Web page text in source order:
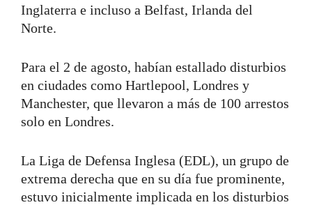
Inglaterra e incluso a Belfast, Irlanda del
Norte.
Para el 2 de agosto, habían estallado disturbios
en ciudades como Hartlepool, Londres y
Manchester, que llevaron a más de 100 arrestos
solo en Londres.
La Liga de Defensa Inglesa (EDL), un grupo de
extrema derecha que en su día fue prominente,
estuvo inicialmente implicada en los disturbios